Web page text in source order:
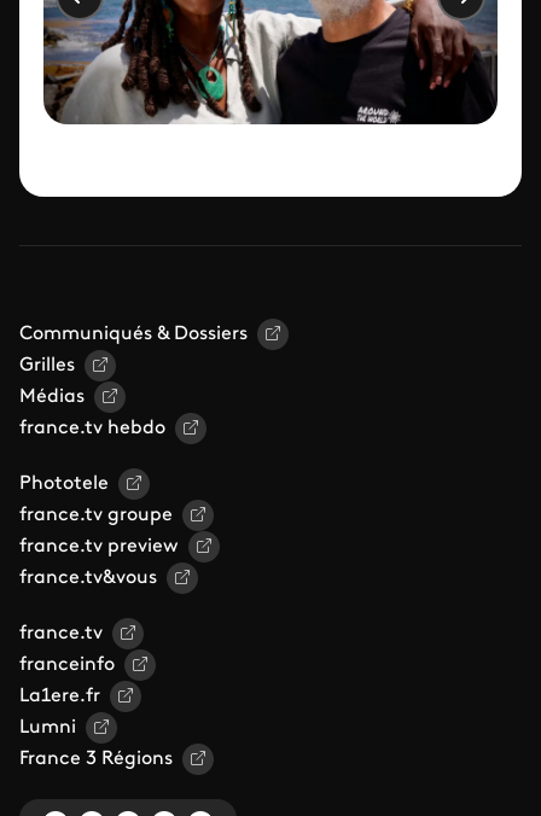
Communiqués & Dossiers
Grilles
Médias
france.tv hebdo
Phototele
france.tv groupe
france.tv preview
france.tv&vous
france.tv
franceinfo
La1ere.fr
Lumni
France 3 Régions